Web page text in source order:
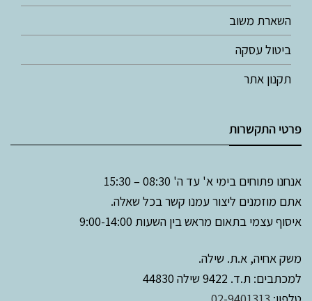
השארת משוב
ביטול עסקה
תקנון אתר
פרטי התקשרות
אנחנו פתוחים בימי א' עד ה' 08:30 – 15:30
אתם מוזמנים ליצור עמנו קשר בכל שאלה.
איסוף עצמי בתאום מראש בין השעות 9:00-14:00
משק אחיה, א.ת. שילה.
למכתבים: ת.ד. 9422 שילה 44830